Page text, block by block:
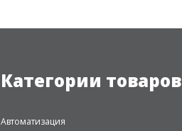
Категории товаров
Автоматизация